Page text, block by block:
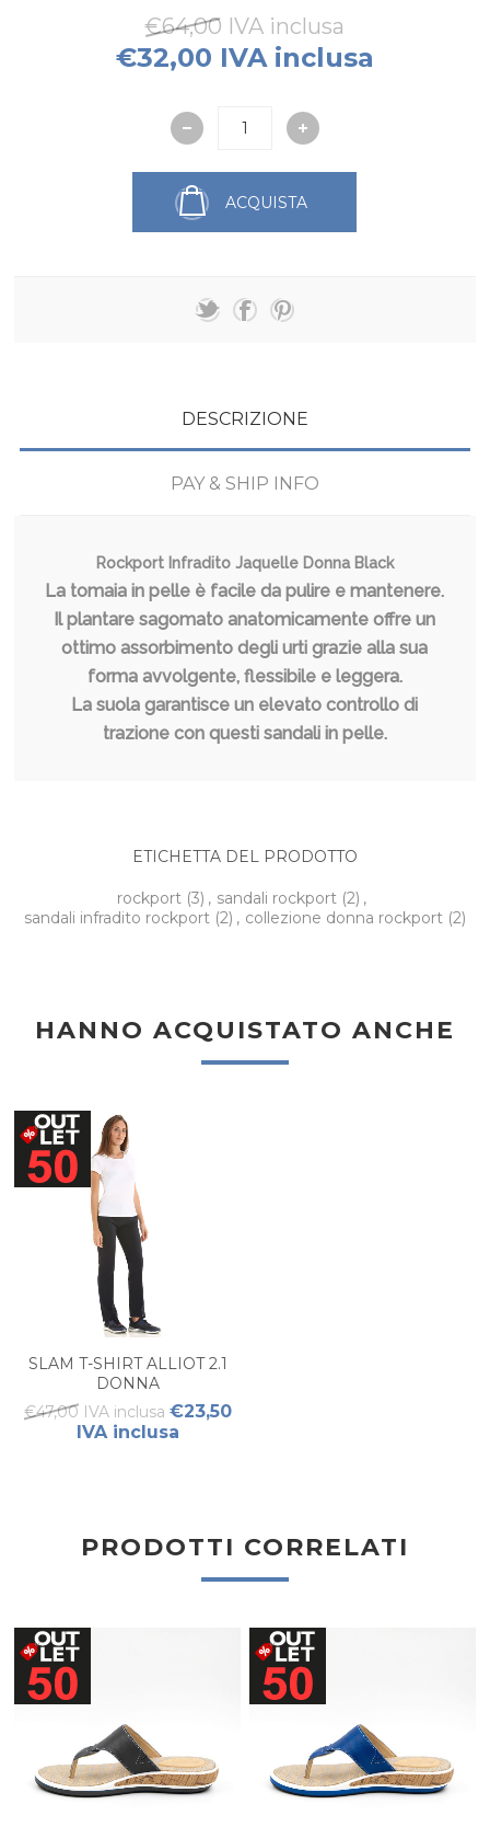
€64,00 IVA inclusa
€32,00 IVA inclusa
ACQUISTA
DESCRIZIONE
PAY & SHIP INFO
Rockport Infradito Jaquelle Donna Black
La tomaia in pelle è facile da pulire e mantenere.
Il plantare sagomato anatomicamente offre un
ottimo assorbimento degli urti grazie alla sua
forma avvolgente, flessibile e leggera.
La suola garantisce un elevato controllo di
trazione con questi sandali in pelle.
ETICHETTA DEL PRODOTTO
rockport (3) , sandali rockport (2) ,
sandali infradito rockport (2) , collezione donna rockport (2)
HANNO ACQUISTATO ANCHE
SLAM T-SHIRT ALLIOT 2.1
DONNA
€47,00 IVA inclusa €23,50
IVA inclusa
PRODOTTI CORRELATI